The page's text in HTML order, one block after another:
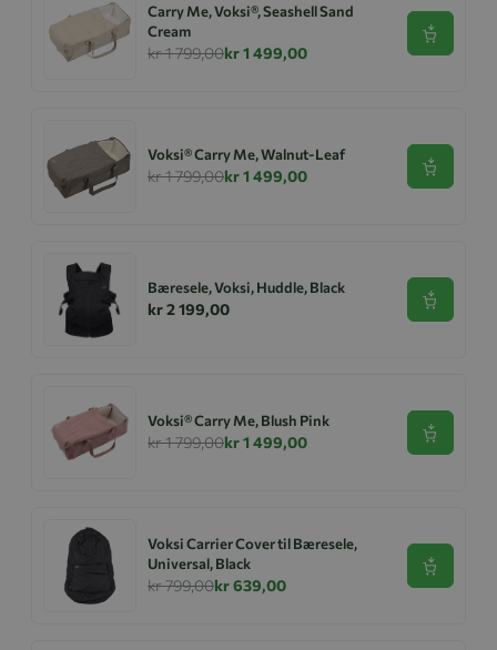
Carry Me, Voksi®, Seashell Sand
Cream
kr 1 799,00kr 1 499,00
Se
Voksi® Carry Me, Walnut-Leaf
kr 1 799,00kr 1 499,00 Se
Bæresele, Voksi, Huddle, Black
kr 2 199,00 Se
Voksi® Carry Me, Blush Pink
kr 1 799,00kr 1 499,00 Se
Voksi Carrier Cover til Bæresele,
Universal, Black
kr 799,00kr 639,00
Se